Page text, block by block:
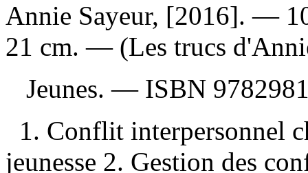
Annie Sayeur, [2016]. —
21 cm. — (Les trucs
Jeunes. — ISBN
1. Conflit interpersonnel
jeunesse 2. Gestion des